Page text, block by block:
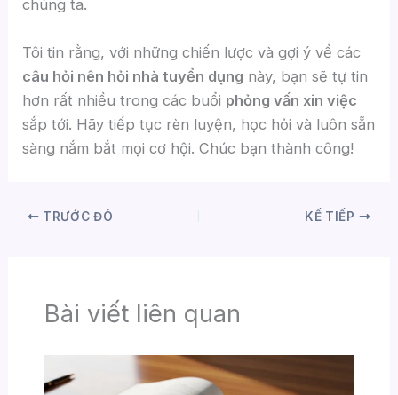
chúng ta.
Tôi tin rằng, với những chiến lược và gợi ý về các
câu hỏi nên hỏi nhà tuyển dụng này, bạn sẽ tự tin
hơn rất nhiều trong các buổi phỏng vấn xin việc
sắp tới. Hãy tiếp tục rèn luyện, học hỏi và luôn sẵn
sàng nắm bắt mọi cơ hội. Chúc bạn thành công!
TRƯỚC ĐÓ KẾ TIẾP
Bài viết liên quan